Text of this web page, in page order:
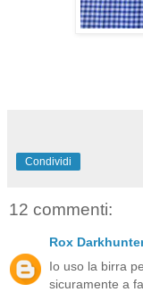
Condividi
12 commenti:
Rox
Io uso la birra
sicuramente a